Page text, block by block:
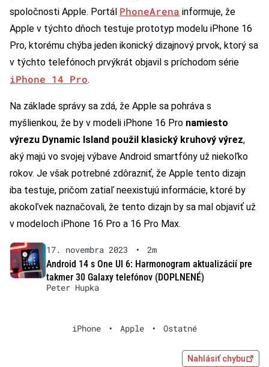
spoločnosti Apple. Portál PhoneArena informuje, že
Apple v týchto dňoch testuje prototyp modelu iPhone 16
Pro, ktorému chýba jeden ikonický dizajnový prvok, ktorý sa
v týchto telefónoch prvýkrát objavil s príchodom série
iPhone 14 Pro.
Na základe správy sa zdá, že Apple sa pohráva s
myšlienkou, že by v modeli iPhone 16 Pro namiesto
výrezu Dynamic Island použil klasický kruhový výrez,
aký majú vo svojej výbave Android smartfóny už niekoľko
rokov. Je však potrebné zdôrazniť, že Apple tento dizajn
iba testuje, pričom zatiaľ neexistujú informácie, ktoré by
akokoľvek naznačovali, že tento dizajn by sa mal objaviť už
v modeloch iPhone 16 Pro a 16 Pro Max.
17. novembra 2023 •
2m
Android 14 s One UI 6: Harmonogram aktualizácií pre
takmer 30 Galaxy telefónov (DOPLNENÉ)
Peter Hupka
iPhone • Apple • Ostatné
Nahlásiť chybu